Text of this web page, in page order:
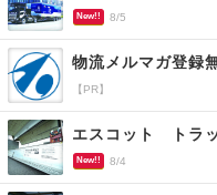
New!! 8/5
物流メルマガ登録
【PR】
エスコット トラ
New!! 8/4